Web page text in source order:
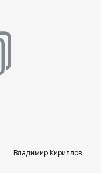
ekb.rakovgallery.ru
Владимир Кириллов